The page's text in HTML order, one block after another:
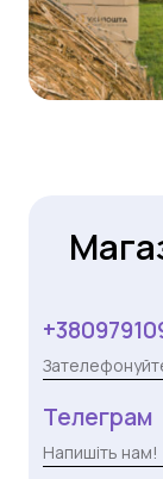
Телеграм
Напишіть нам!